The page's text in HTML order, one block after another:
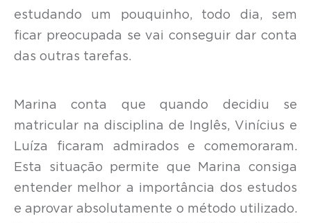
estudando um pouquinho, todo dia, sem
ficar preocupada se vai conseguir dar conta
das outras tarefas.
Marina conta que quando decidiu se
matricular na disciplina de Inglês, Vinícius e
Luíza ficaram admirados e comemoraram.
Esta situação permite que Marina consiga
entender melhor a importância dos estudos
e aprovar absolutamente o método utilizado.